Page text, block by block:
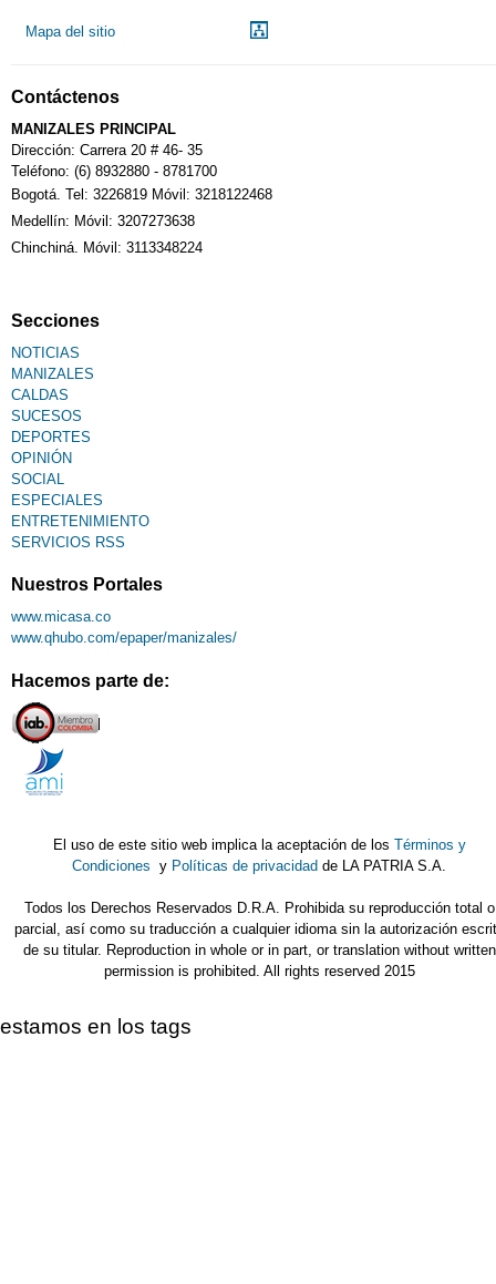
Mapa del sitio
Contáctenos
MANIZALES PRINCIPAL
Dirección: Carrera 20 # 46- 35
Teléfono: (6) 8932880 - 8781700
Bogotá. Tel: 3226819 Móvil: 3218122468
Medellín: Móvil: 3207273638
Chinchiná. Móvil: 3113348224
Secciones
NOTICIAS
MANIZALES
CALDAS
SUCESOS
DEPORTES
OPINIÓN
SOCIAL
ESPECIALES
ENTRETENIMIENTO
SERVICIOS RSS
Nuestros Portales
www.micasa.co
www.qhubo.com/epaper/manizales/
Hacemos parte de:
El uso de este sitio web implica la aceptación de los Términos y
Condiciones y Políticas de privacidad de LA PATRIA S.A.
Todos los Derechos Reservados D.R.A. Prohibida su reproducción total o
parcial, así como su traducción a cualquier idioma sin la autorización
de su titular. Reproduction in whole or in part, or translation without written
permission is prohibited. All rights reserved 2015
estamos en los tags